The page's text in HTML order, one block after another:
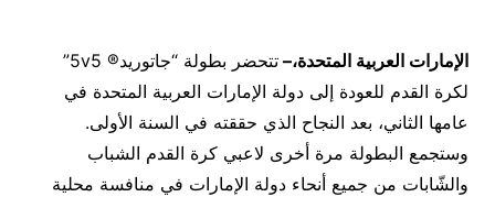
الإمارات العربية المتحدة،–
تتحضر بطولة “جاتوريد® 5v5”
لكرة القدم للعودة إلى دولة الإمارات العربية المتحدة في
عامها الثاني، بعد النجاح الذي حققته في السنة الأولى.
وستجمع البطولة مرة أخرى لاعبي كرة القدم الشباب
والشّابات من جميع أنحاء دولة الإمارات في منافسة محلية